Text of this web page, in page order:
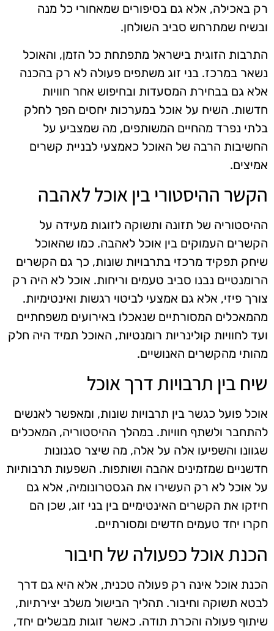
רק באכילה, אלא גם בסיפורים שמאחורי כל מנה
ובשיח שמתרחש סביב השולחן.
התרבות הזוגית בישראל מתפתחת כל הזמן, והאוכל
נשאר במרכז. בני זוג משתפים פעולה לא רק בהכנה
אלא גם בבחירת המסעדות ובחיפוש אחר חוויות
חדשות. השיח על אוכל במערכות יחסים הפך לחלק
בלתי נפרד מהחיים המשותפים, מה שמצביע על
החשיבות הרבה של האוכל כאמצעי לבניית קשרים
אמיצים.
הקשר ההיסטורי בין אוכל לאהבה
ההיסטוריה של תזונה ותשוקה לזוגות מעידה על
הקשרים העמוקים בין אוכל לאהבה. כמו שהאוכל
שיחק תפקיד מרכזי בתרבויות שונות, כך גם הקשרים
הרומנטיים נבנו סביב טעמים וריחות. אוכל לא היה רק
צורך פיזי, אלא גם אמצעי לביטוי רגשות ואינטימיות.
מהמאכלים המסורתיים שנאכלו באירועים משפחתיים
ועד לחוויות קולינריות רומנטיות, האוכל תמיד היה חלק
מהותי מהקשרים האנושיים.
שיח בין תרבויות דרך אוכל
אוכל פועל כגשר בין תרבויות שונות, ומאפשר לאנשים
להתחבר ולשתף חוויות. במהלך ההיסטוריה, המאכלים
שגוונו והשפיעו אלה על אלה, מה שיצר סגנונות
חדשניים שמזמינים אהבה ושותפות. השפעות תרבותיות
על אוכל לא רק העשירו את הגסטרונומיה, אלא גם
חיזקו את הקשרים האינטימיים בין בני זוג, שכן הם
חקרו יחד טעמים חדשים ומסורתיים.
הכנת אוכל כפעולה של חיבור
הכנת אוכל אינה רק פעולה טכנית, אלא היא גם דרך
לבטא תשוקה וחיבור. תהליך הבישול משלב יצירתיות,
שיתוף פעולה והכרת תודה. כאשר זוגות מבשלים יחד,